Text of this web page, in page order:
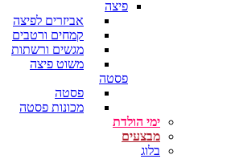
פיצה
אביזרים לפיצה
קמחים ורטבים
מגשים ורשתות
משוט פיצה
פסטה
פסטה
מכונות פסטה
ימי הולדת
מבצעים
בלוג